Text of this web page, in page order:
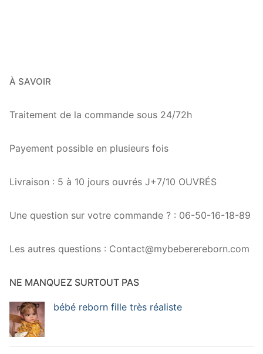
À SAVOIR
Traitement de la commande sous 24/72h
Payement possible en plusieurs fois
Livraison : 5 à 10 jours ouvrés J+7/10 OUVRÉS
Une question sur votre commande ? : 06-50-16-18-89
Les autres questions : Contact@mybeberereborn.com
NE MANQUEZ SURTOUT PAS
bébé reborn fille très réaliste